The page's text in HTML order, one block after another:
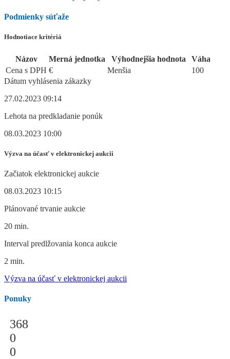
Podmienky súťaže
Hodnotiace kritériá
Názov Merná jednotka Výhodnejšia hodnota
Váha
Cena s DPH € Menšia
100
Dátum vyhlásenia zákazky
27.02.2023 09:14
Lehota na predkladanie ponúk
08.03.2023 10:00
Výzva na účasť v elektronickej aukcii
Začiatok elektronickej aukcie
08.03.2023 10:15
Plánované trvanie aukcie
20 min.
Interval predlžovania konca aukcie
2 min.
Výzva na účasť v elektronickej aukcii
Ponuky
368
0
0